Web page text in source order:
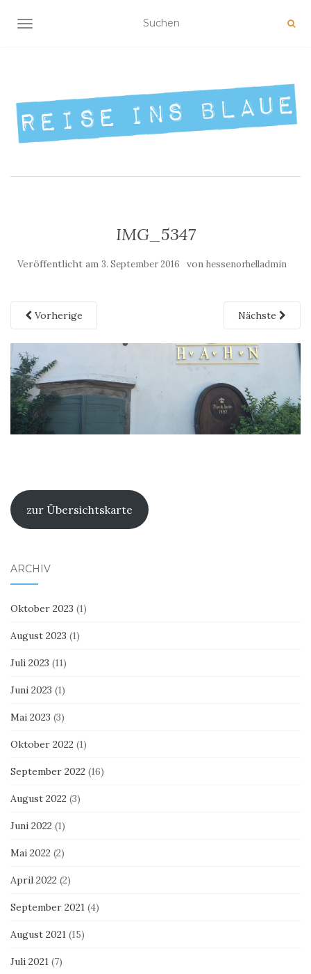
NAVIGATION UMSCHALTEN
IMG_5347
Veröffentlicht am 3. September 2016 von hessenorhelladmin
Vorherige Nächste
zur Übersichtskarte
ARCHIV
Oktober 2023 (1)
August 2023 (1)
Juli 2023 (11)
Juni 2023 (1)
Mai 2023 (3)
Oktober 2022 (1)
September 2022 (16)
August 2022 (3)
Juni 2022 (1)
Mai 2022 (2)
April 2022 (2)
September 2021 (4)
August 2021 (15)
Juli 2021 (7)